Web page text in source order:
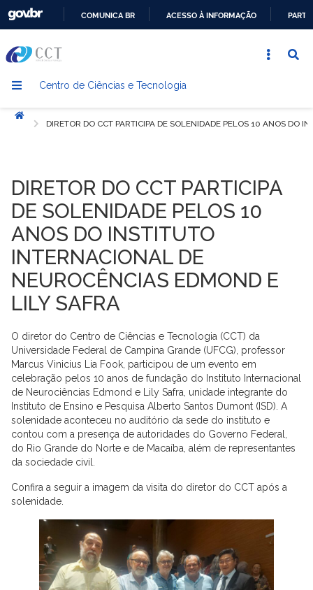
CONTEÚDO
COMUNICA BR ACESSO À INFORMAÇÃO
Centro de Ciências e Tecnologia
Início
DIRETOR DO CCT PARTICIPA DE SOLENIDADE PELOS 10 ANOS DO
DIRETOR DO CCT PARTICIPA
DE SOLENIDADE PELOS 10
ANOS DO INSTITUTO
INTERNACIONAL DE
NEUROCÊNCIAS EDMOND E
LILY SAFRA
O diretor do Centro de Ciências e Tecnologia (CCT) da
Universidade Federal de Campina Grande (UFCG), professor
Marcus Vinicius Lia Fook, participou de um evento em
celebração pelos 10 anos de fundação do Instituto Internacional
de Neurociências Edmond e Lily Safra, unidade integrante do
Instituto de Ensino e Pesquisa Alberto Santos Dumont (ISD). A
solenidade aconteceu no auditório da sede do instituto e
contou com a presença de autoridades do Governo Federal,
do Rio Grande do Norte e de Macaíba, além de representantes
da sociedade civil.
Confira a seguir a imagem da visita do diretor do CCT após a
solenidade.